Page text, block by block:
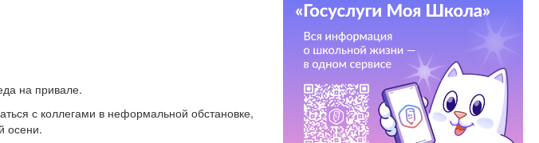
на привале.
с коллегами в неформальной обстановке,
осени.